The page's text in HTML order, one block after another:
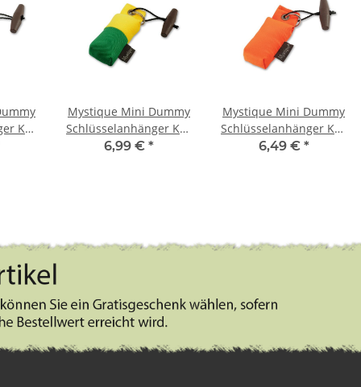
Key
Mystique Mini Dummy
Schlüsselanhänger Key
Case grün/gelb
6,99 € *
Mystique Mini Dummy
Schlüsselanhänger Key
Case orange
6,49 € *